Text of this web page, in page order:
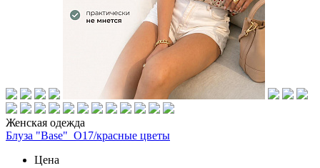
Женская одежда
Блуза "Base"_О17/красные цветы
Цена